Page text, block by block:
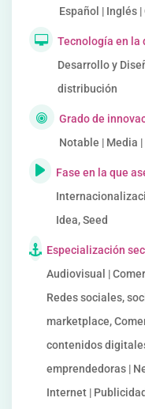
Español | Inglés
Tecnología en la
Desarrollo y
distribución
Grado de
Notable | Media |
Fase en la que
Idea, Seed
Especialización
Audiovisual |
Redes sociales,
marketplace,
contenidos
emprendedoras |
Internet |